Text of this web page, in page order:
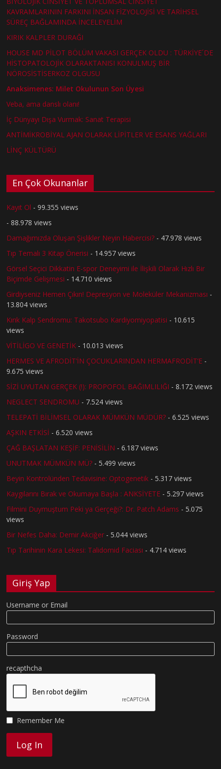
KAVRAMLARININ FARKINI İNSAN FİZYOLOJİSİ VE TARİHSEL
SÜREÇ BAĞLAMINDA İNCELEYELİM
KIRIK KALPLER DURAĞI
HOUSE MD PİLOT BÖLÜM VAKASI GERÇEK OLDU : TÜRKİYE´DE
HİSTOPATOLOJİK OLARAKTANISI KONULMUŞ BİR
NÖROSİSTİSERKOZ OLGUSU
Anaksimenes: Milet Okulunun Son Üyesi
Veba, ama danslı olanı!
İç Dünyayı Dışa Vurmak: Sanat Terapisi
ANTİMİKROBİYAL AJAN OLARAK LİPİTLER VE ESANS YAĞLARI
LİNÇ KÜLTÜRÜ
En Çok Okunanlar
Kayıt Ol - 99.355 views
- 88.978 views
Damağımızda Oluşan Şişlikler Neyin Habercisi? - 47.978 views
Tıp Temalı 3 Kitap Önerisi - 14.957 views
Görsel Seçici Dikkatin E-spor Deneyimi ile İlişkili Olarak Hızlı Bir
Biçimde Gelişmesi - 14.710 views
Girdiyseniz Hemen Çıkın! Depresyon ve Moleküler Mekanizması -
13.804 views
Kırık Kalp Sendromu: Takotsubo Kardiyomiyopatisi - 10.615
views
VİTİLİGO VE GENETİK - 10.013 views
HERMES VE AFRODİT’İN ÇOCUKLARINDAN HERMAFRODİT’E -
9.675 views
SİZİ UYUTAN GERÇEK (!): PROPOFOL BAĞIMLILIĞI - 8.172 views
NEGLECT SENDROMU - 7.524 views
TELEPATİ BİLİMSEL OLARAK MÜMKÜN MÜDÜR? - 6.525 views
AŞKIN ETKİSİ - 6.520 views
ÇAĞ BAŞLATAN KEŞİF: PENİSİLİN - 6.187 views
UNUTMAK MÜMKÜN MÜ? - 5.499 views
Beyin Kontrolünden Tedavisine: Optogenetik - 5.317 views
Kaygılarını Bırak ve Okumaya Başla : ANKSİYETE - 5.297 views
Filmini Duymuştum Peki ya Gerçeği?: Dr. Patch Adams - 5.075
views
Bir Nefes Daha: Demir Akciğer - 5.044 views
Tıp Tarihinin Kara Lekesi: Talidomid Faciası - 4.714 views
Giriş Yap
Username or Email
Password
recapthcha
Remember Me